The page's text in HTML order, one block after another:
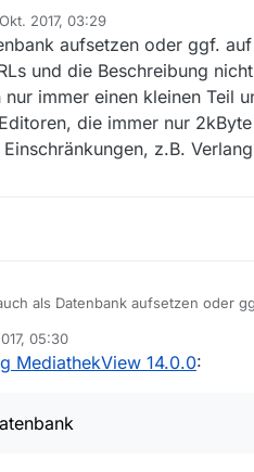
berechtigt.
würde durchaus hinterfragen, ob
die gesamte Liste, sondern
solche
war das auch nicht so
vorzuhalten sind. Es ist schon
2017, 03:29
aufsetzen oder ggf.
und die Beschreibung
immer einen kleinen Teil
die immer nur
z.B.
als Datenbank aufsetzen oder
lädt sich nur immer einen
- gab es Editoren, die immer nur
05:30
MediathekView 14.0.0: